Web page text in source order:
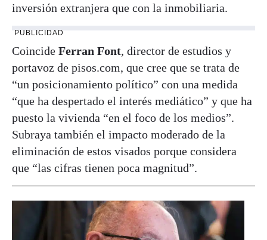
inversión extranjera que con la inmobiliaria.
PUBLICIDAD
Coincide Ferran Font, director de estudios y
portavoz de pisos.com, que cree que se trata de
“un posicionamiento político” con una medida
“que ha despertado el interés mediático” y que ha
puesto la vivienda “en el foco de los medios”.
Subraya también el impacto moderado de la
eliminación de estos visados porque considera
que “las cifras tienen poca magnitud”.